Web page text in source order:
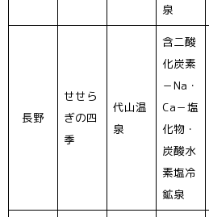
泉
長野
せせら
ぎの四
季
代山温
泉
含二酸
化炭素
－Na・
Ca－塩
化物・
炭酸水
素塩冷
鉱泉